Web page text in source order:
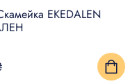
EKEDALEN